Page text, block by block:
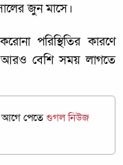
জুন মাসে।
পরিস্থিতির কারণে
বেশি সময় লাগতে
আগে পেতেগুগল নিউজ